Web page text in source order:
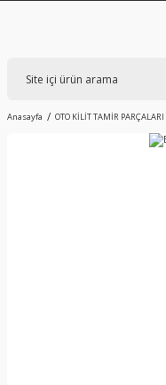
Anasayfa OTO KİLİT TAMİR PARÇALARI